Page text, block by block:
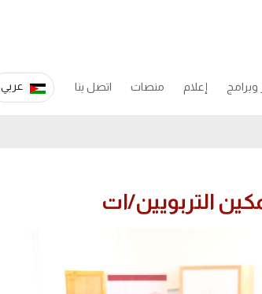
وبرامج إعلام منصات اتصل بنا عربي
التربويين/ات